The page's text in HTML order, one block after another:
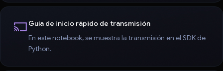
Guía de inicio rápido de transmisión
En este notebook, se muestra la transmisión en el SDK de
Python.